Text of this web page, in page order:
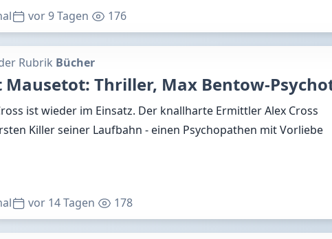
vor 9 Tagen 176
Rubrik Bücher
Mausetot: Thriller, Max Bentow-
ist wieder im Einsatz. Der knallharte Ermittler Alex Cross
Killer seiner Laufbahn - einen Psychopathen mit Vorliebe
vor 14 Tagen 178